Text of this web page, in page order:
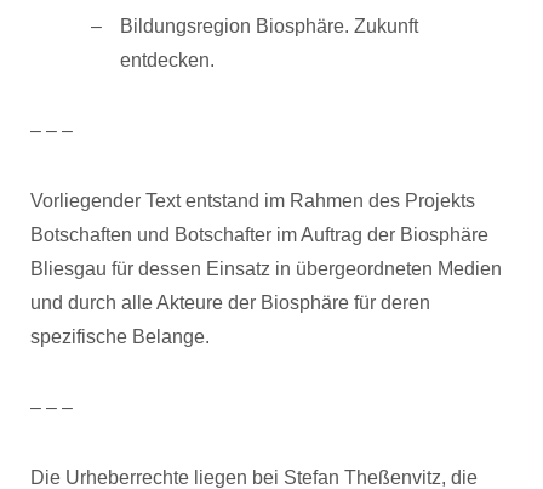
Bildungsregion Biosphäre. Zukunft
entdecken.
– – –
Vorliegender Text entstand im Rahmen des Projekts
Botschaften und Botschafter im Auftrag der Biosphäre
Bliesgau für dessen Einsatz in übergeordneten Medien
und durch alle Akteure der Biosphäre für deren
spezifische Belange.
– – –
Die Urheberrechte liegen bei Stefan Theßenvitz, die